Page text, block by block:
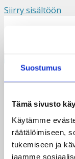
Suostumus
Tämä sivusto
Käytämme
räätälöimiseen,
tukemiseen ja
jaamme
Siirry sisältöön